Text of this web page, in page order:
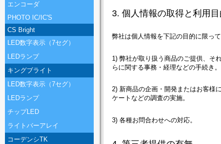
エンコーダ
PHOTO IC/IC'S
CS Bright
LED数字表示（7セグ）
LEDランプ
キングブライト
LED数字表示（7セグ）
LEDランプ
チップLED
ライトバーアレイ
コーデンシTK
3. 個人情報の取得と利用
弊社は個人情報を下記の目的に限っ
1) 弊社が取り扱う商品のご提供、そ
らに関する事務・経理などの手続き
2) 新商品の企画・開発またはお客様
ケートなどの調査の実施。
3) 各種お問合わせへの対応。